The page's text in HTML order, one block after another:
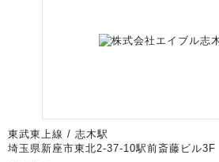
東武東上線 / 志木駅
埼玉県新座市東北2-37-10駅前斎藤ビル3F